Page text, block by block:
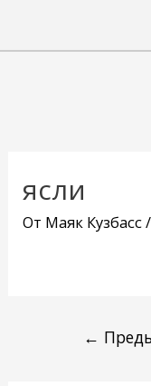
ясли
От Маяк Кузбасс/
записям
←